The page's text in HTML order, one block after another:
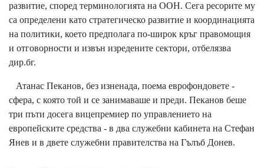
развитие, според терминологията на ООН. Сега ресорите му
са определени като стратегическо развитие и координацията
на политики, което предполага по-широк кръг правомощия
и отговорности и извън изредените сектори, отбелязва
дир.бг.
Атанас Пеканов, без изненада, поема еврофондовете -
сфера, с която той и се занимаваше и преди. Пеканов беше
три пъти досега вицепремиер по управлението на
европейските средства - в два служебни кабинета на Стефан
Янев и в двете служебни правителства на Гълъб Донев.